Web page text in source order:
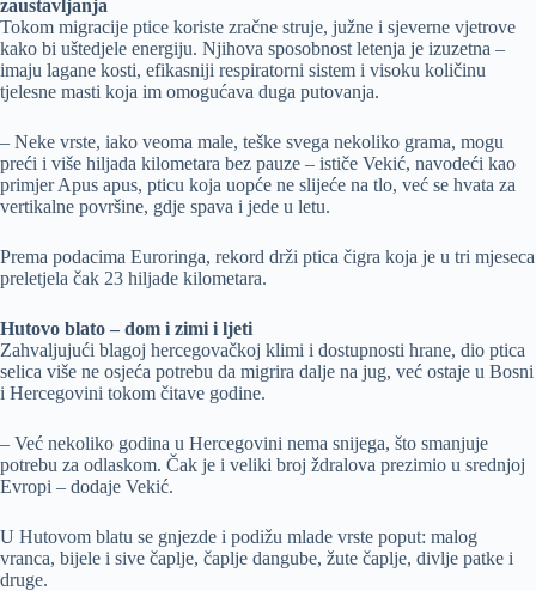
zaustavljanja
Tokom migracije ptice koriste zračne struje, južne i sjeverne vjetrove
kako bi uštedjele energiju. Njihova sposobnost letenja je izuzetna –
imaju lagane kosti, efikasniji respiratorni sistem i visoku količinu
tjelesne masti koja im omogućava duga putovanja.
– Neke vrste, iako veoma male, teške svega nekoliko grama, mogu
preći i više hiljada kilometara bez pauze – ističe Vekić, navodeći kao
primjer Apus apus, pticu koja uopće ne slijeće na tlo, već se hvata za
vertikalne površine, gdje spava i jede u letu.
Prema podacima Euroringa, rekord drži ptica čigra koja je u tri mjeseca
preletjela čak 23 hiljade kilometara.
Hutovo blato – dom i zimi i ljeti
Zahvaljujući blagoj hercegovačkoj klimi i dostupnosti hrane, dio ptica
selica više ne osjeća potrebu da migrira dalje na jug, već ostaje u Bosni
i Hercegovini tokom čitave godine.
– Već nekoliko godina u Hercegovini nema snijega, što smanjuje
potrebu za odlaskom. Čak je i veliki broj ždralova prezimio u srednjoj
Evropi – dodaje Vekić.
U Hutovom blatu se gnjezde i podižu mlade vrste poput: malog
vranca, bijele i sive čaplje, čaplje dangube, žute čaplje, divlje patke i
druge.